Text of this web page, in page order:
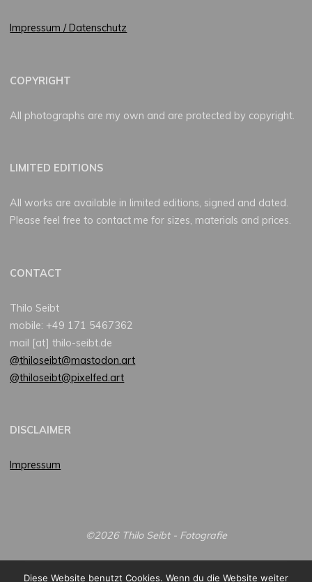
Impressum / Datenschutz
COPYRIGHT
All photographs are my own and are protected by copyright.
LIMITED EDITIONS
All works are available in limited editions, signed and dated.
Please feel free to contact me for sizes, materials and prices.
CONTACT
Thilo Seibt
mobile: +49 171 5467362
mail [at] thilo-seibt.de
@thiloseibt@mastodon.art
@thiloseibt@pixelfed.art
DISCLAIMER
Impressum
©2026 Thilo Seibt - Fotografie
Diese Website benutzt Cookies. Wenn du die Website weiter